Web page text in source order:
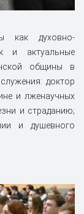
как духовно-
и актуальные
общины в
доктор
и лженаучных
и страданию;
и душевного